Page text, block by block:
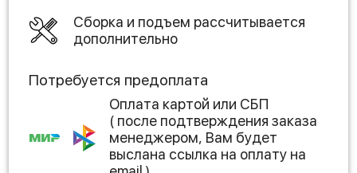
Сборка и подъем рассчитывается
дополнительно
Потребуется предоплата
Оплата картой или СБП
( после подтверждения заказа
менеджером, Вам будет
выслана ссылка на оплату на